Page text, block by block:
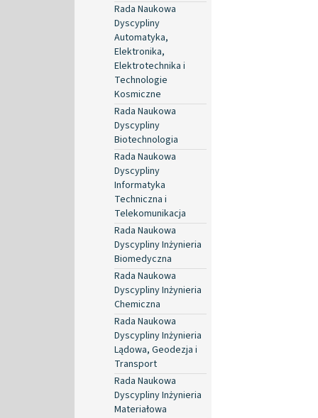
Rada Naukowa
Dyscypliny
Automatyka,
Elektronika,
Elektrotechnika i
Technologie
Kosmiczne
Rada Naukowa
Dyscypliny
Biotechnologia
Rada Naukowa
Dyscypliny
Informatyka
Techniczna i
Telekomunikacja
Rada Naukowa
Dyscypliny Inżynieria
Biomedyczna
Rada Naukowa
Dyscypliny Inżynieria
Chemiczna
Rada Naukowa
Dyscypliny Inżynieria
Lądowa, Geodezja i
Transport
Rada Naukowa
Dyscypliny Inżynieria
Materiałowa